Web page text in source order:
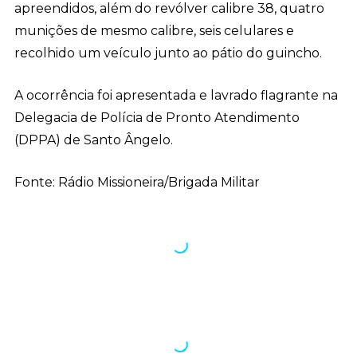
apreendidos, além do revólver calibre 38, quatro
munições de mesmo calibre, seis celulares e
recolhido um veículo junto ao pátio do guincho.
A ocorrência foi apresentada e lavrado flagrante na
Delegacia de Polícia de Pronto Atendimento
(DPPA) de Santo Ângelo.
Fonte: Rádio Missioneira/Brigada Militar